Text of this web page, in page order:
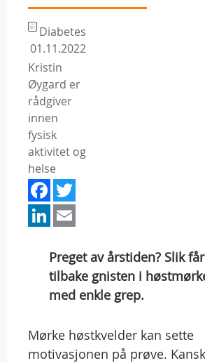
Diabetes
01.11.2022
Kristin
Øygard er
rådgiver
innen
fysisk
aktivitet og
helse
Facebook
LinkedIn
Preget av årstiden? Slik
tilbake gnisten i
med enkle grep.
Mørke høstkvelder kan sette
motivasjonen på prøve.